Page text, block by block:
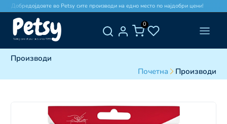
Добредојдовте во Petsy сите производи на едно место по најдобри цени!
0
Производи
Почетна
Производи